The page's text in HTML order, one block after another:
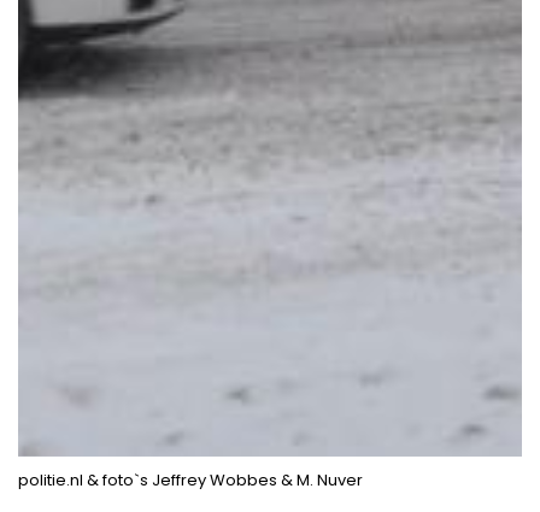
politie.nl & foto`s Jeffrey Wobbes & M. Nuver